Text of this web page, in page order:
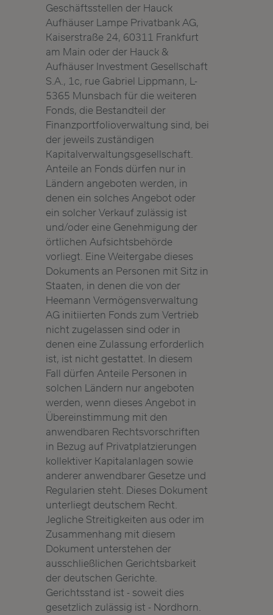
Geschäftsstellen der Hauck
Aufhäuser Lampe Privatbank AG,
Kaiserstraße 24, 60311 Frankfurt
am Main oder der Hauck &
Aufhäuser Investment Gesellschaft
S.A., 1c, rue Gabriel Lippmann, L-
5365 Munsbach für die weiteren
Fonds, die Bestandteil der
Finanzportfolioverwaltung sind, bei
der jeweils zuständigen
Kapitalverwaltungsgesellschaft.
Anteile an Fonds dürfen nur in
Ländern angeboten werden, in
denen ein solches Angebot oder
ein solcher Verkauf zulässig ist
und/oder eine Genehmigung der
örtlichen Aufsichtsbehörde
vorliegt. Eine Weitergabe dieses
Dokuments an Personen mit Sitz in
Staaten, in denen die von der
Heemann Vermögensverwaltung
AG initiierten Fonds zum Vertrieb
nicht zugelassen sind oder in
denen eine Zulassung erforderlich
ist, ist nicht gestattet. In diesem
Fall dürfen Anteile Personen in
solchen Ländern nur angeboten
werden, wenn dieses Angebot in
Übereinstimmung mit den
anwendbaren Rechtsvorschriften
in Bezug auf Privatplatzierungen
kollektiver Kapitalanlagen sowie
anderer anwendbarer Gesetze und
Regularien steht. Dieses Dokument
unterliegt deutschem Recht.
Jegliche Streitigkeiten aus oder im
Zusammenhang mit diesem
Dokument unterstehen der
ausschließlichen Gerichtsbarkeit
der deutschen Gerichte.
Gerichtsstand ist - soweit dies
gesetzlich zulässig ist - Nordhorn.